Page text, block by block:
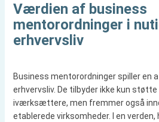
Værdien af business
mentorordninger i
erhvervsliv
Business mentorordninger spiller en
erhvervsliv. De tilbyder ikke kun støtte
iværksættere, men fremmer også
etablerede virksomheder. I en verden,